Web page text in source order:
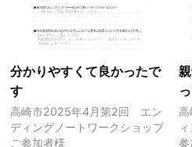
分かりやすくて良かったで
す
高崎市2025年4月第2回 エン
ディングノートワークショップ
ご参加者様
参